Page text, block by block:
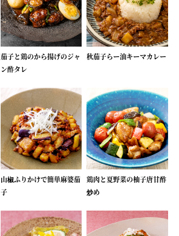
茄子と鶏のから揚げのジャ
ン酢タレ
秋茄子らー油キーマカレー
山椒ふりかけで簡単麻婆茄
子
鶏肉と夏野菜の柚子唐甘酢
炒め